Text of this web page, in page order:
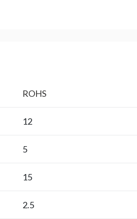
ROHS
12
5
15
2.5